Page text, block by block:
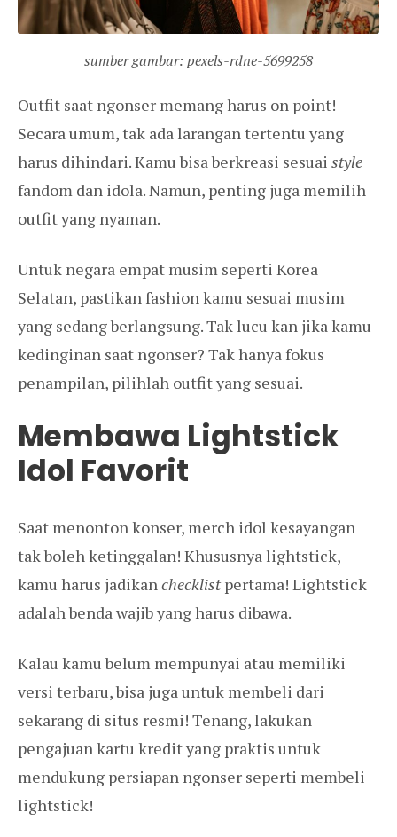
sumber gambar: pexels-rdne-5699258
Outfit saat ngonser memang harus on point!
Secara umum, tak ada larangan tertentu yang
harus dihindari. Kamu bisa berkreasi sesuai style
fandom dan idola. Namun, penting juga memilih
outfit yang nyaman.
Untuk negara empat musim seperti Korea
Selatan, pastikan fashion kamu sesuai musim
yang sedang berlangsung. Tak lucu kan jika kamu
kedinginan saat ngonser? Tak hanya fokus
penampilan, pilihlah outfit yang sesuai.
Membawa Lightstick
Idol Favorit
Saat menonton konser, merch idol kesayangan
tak boleh ketinggalan! Khususnya lightstick,
kamu harus jadikanchecklistpertama! Lightstick
adalah benda wajib yang harus dibawa.
Kalau kamu belum mempunyai atau memiliki
versi terbaru, bisa juga untuk membeli dari
sekarang di situs resmi! Tenang, lakukan
pengajuan kartu kredit yang praktis untuk
mendukung persiapan ngonser seperti membeli
lightstick!